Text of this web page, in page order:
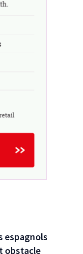
espagnols
obstacle